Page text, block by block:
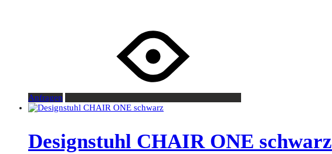
Anfragen
Designstuhl CHAIR ONE schwarz